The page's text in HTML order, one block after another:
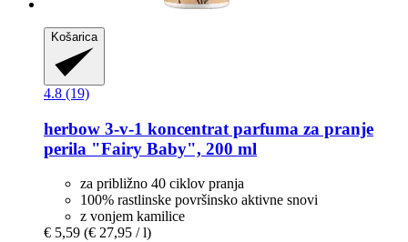
Košarica
4.8 (19)
herbow 3-​v-​1 koncentrat parfuma za pranje
perila "Fairy Baby", 200 ml
za približno 40 ciklov pranja
100% rastlinske površinsko aktivne snovi
z vonjem kamilice
€ 5,59 (€ 27,95 / l)